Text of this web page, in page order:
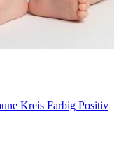
Kreis Farbig Positiv